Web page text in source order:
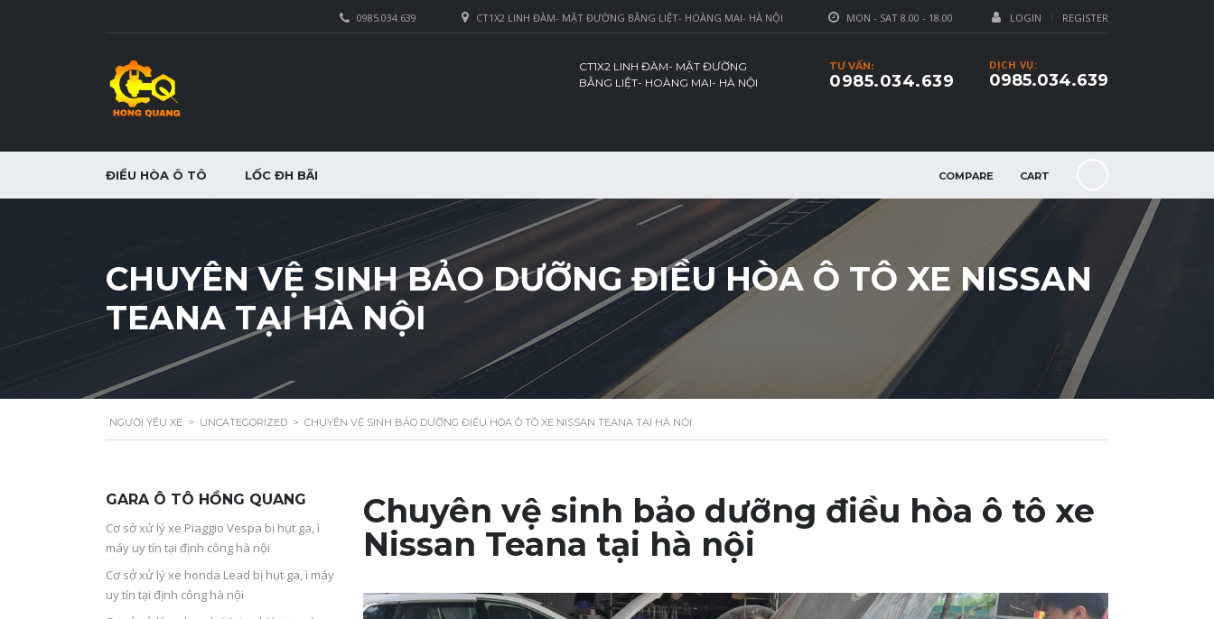
LOGIN REGISTER
MON - SAT 8.00 - 18.00
CT1X2 LINH ĐÀM- MẶT ĐƯỜNG BẰNG LIỆT- HOÀNG MAI- HÀ NỘI
0985.034.639
DỊCH VỤ:
0985.034.639
TƯ VẤN:
0985.034.639
CT1X2 LINH ĐÀM- MẶT ĐƯỜNG
BẰNG LIỆT- HOÀNG MAI- HÀ NỘI
COMPARE CART
ĐIỀU HÒA Ô TÔ LỐC ĐH BÃI
CHUYÊN VỆ SINH BẢO DƯỠNG ĐIỀU HÒA Ô TÔ XE NISSAN
TEANA TẠI HÀ NỘI
NGƯỜI YÊU XE > UNCATEGORIZED > CHUYÊN VỆ SINH BẢO DƯỠNG ĐIỀU HÒA Ô TÔ XE NISSAN TEANA TẠI HÀ NỘI
Chuyên vệ sinh bảo dưỡng điều hòa ô tô xe
Nissan Teana tại hà nội
GARA Ô TÔ HỒNG QUANG
Cơ sở xử lý xe Piaggio Vespa bị hụt ga, ì
máy uy tín tại định công hà nội
Cơ sở xử lý xe honda Lead bị hụt ga, ì máy
uy tín tại định công hà nội